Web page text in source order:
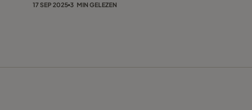
17 SEP 2025 3 MIN GELEZEN